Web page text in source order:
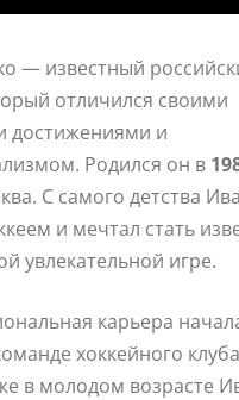
— известный
отличился своими
достижениями и
Родился он в
С самого детства
и мечтал стать
увлекательной игре.
карьера
хоккейного клуба
в молодом возрасте